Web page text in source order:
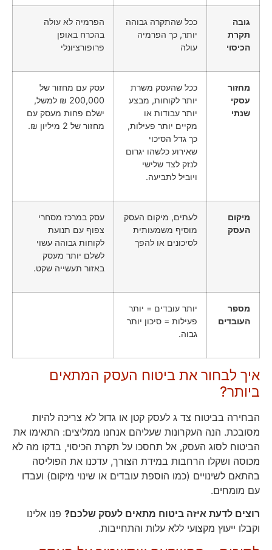
גובה
תקרת
הכיסוי
ככל שהתקרה גבוהה
יותר, כך הפרמיה
עולה
הפרמיה לא עולה
בהכרח באופן
פרופורציונלי
מחזור
עסקי
שנתי
ככל שהעסק משרת
יותר לקוחות, מבצע
יותר עבודות או
מקיים יותר פעילות,
כך גדל הסיכוי
שאירוע כלשהו יגרום
לנזק לצד שלישי
ויוביל לתביעה.
עסק עם מחזור של
200,000 ₪ למשל,
ישלם פחות מעסק עם
מחזור של 2 מיליון ₪.
מיקום
העסק
לעתים, מיקום העסק
מוסיף משמעותית
לסיכונים או להפך
עסק במרכז מסחרי
צפוף עם תנועת
לקוחות גבוהה עשוי
לשלם יותר מעסק
באזור תעשייה שקט.
מספר
העובדים
יותר עובדים = יותר
פעילות = סיכון יותר
גבוה.
איך לבחור את ביטוח העסק המתאים
ביותר?
הבחירה בביטוח צד ג לעסק קטן או גדול לא צריכה להיות
מסובכת. הנה העקרונות שעליהם אנחנו ממליצים: התאימו את
הביטוח לסוג העסק, אל תחסכו על תקרת הכיסוי, בדקו מה לא
מכוסה ושקלו הרחבות במידת הצורך, עדכנו את הפוליסה
בהתאם לשינויים (כמו הוספת עובדים או שינוי מיקום) ועבדו
עם מומחים.
רוצים לדעת איזה ביטוח מתאים לעסק שלכם? פנו אלינו
וקבלו ייעוץ מקצועי ללא עלות והתחייבות.